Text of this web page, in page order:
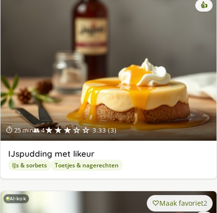
⏱ 25 min👥 4★★★☆☆ 3.33 (3)
👍
IJspudding met likeur
IJs & sorbets Toetjes & nagerechten
AI-kok Maak favoriet2